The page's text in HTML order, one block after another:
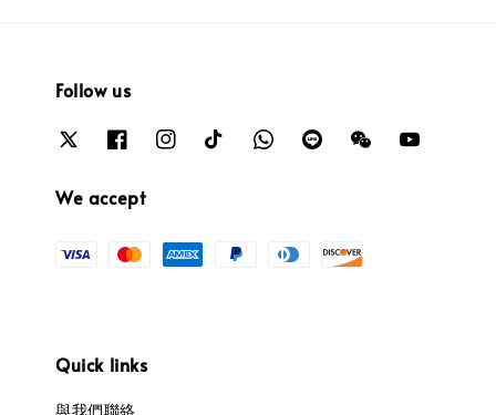
Follow us
We accept
Quick links
與我們聯絡